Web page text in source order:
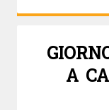
A